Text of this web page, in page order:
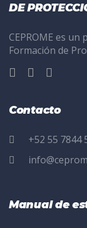
DE
CEPROME es
Formación de
Contacto
+52 55 7844
Manual de